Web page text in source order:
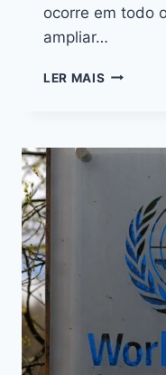
ocorre em todo
ampliar…
LER MAIS